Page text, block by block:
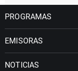
PROGRAMAS
EMISORAS
NOTICIAS